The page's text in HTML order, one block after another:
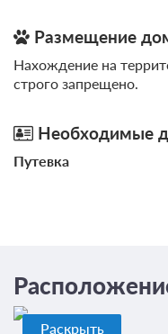
Размещение
Нахождение на
строго запрещено.
Необходимые
Путевка
Раскрыть